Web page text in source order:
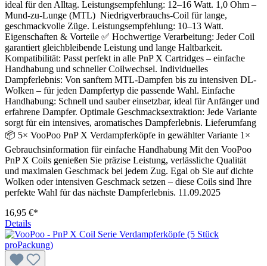
ideal für den Alltag. Leistungsempfehlung: 12–16 Watt. 1,0 Ohm –
Mund-zu-Lunge (MTL) Niedrigverbrauchs-Coil für lange,
geschmackvolle Züge. Leistungsempfehlung: 10–13 Watt.
Eigenschaften & Vorteile ✅ Hochwertige Verarbeitung: Jeder Coil
garantiert gleichbleibende Leistung und lange Haltbarkeit.
Kompatibilität: Passt perfekt in alle PnP X Cartridges – einfache
Handhabung und schneller Coilwechsel. Individuelles
Dampferlebnis: Von sanftem MTL-Dampfen bis zu intensiven DL-
Wolken – für jeden Dampfertyp die passende Wahl. Einfache
Handhabung: Schnell und sauber einsetzbar, ideal für Anfänger und
erfahrene Dampfer. Optimale Geschmacksextraktion: Jede Variante
sorgt für ein intensives, aromatisches Dampferlebnis. Lieferumfang
📦 5× VooPoo PnP X Verdampferköpfe in gewählter Variante 1×
Gebrauchsinformation für einfache Handhabung Mit den VooPoo
PnP X Coils genießen Sie präzise Leistung, verlässliche Qualität
und maximalen Geschmack bei jedem Zug. Egal ob Sie auf dichte
Wolken oder intensiven Geschmack setzen – diese Coils sind Ihre
perfekte Wahl für das nächste Dampferlebnis. 11.09.2025
16,95 €*
Details